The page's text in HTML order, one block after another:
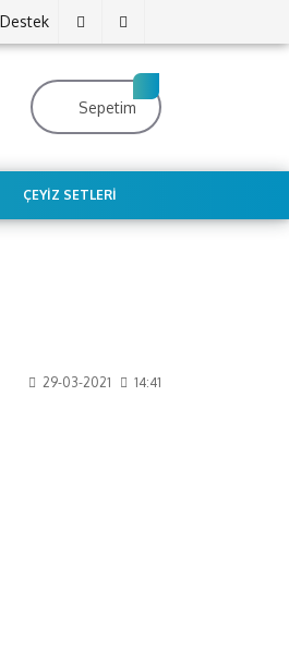
Sepetim
ÇEYIZ SETLERI
29-03-2021 14:41